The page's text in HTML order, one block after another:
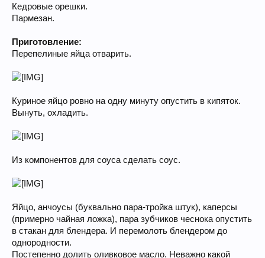
Кедровые орешки.
Пармезан.
Приготовление:
Перепелиные яйца отварить.
Куриное яйцо ровно на одну минуту опустить в кипяток.
Вынуть, охладить.
Из компонентов для соуса сделать соус.
Яйцо, анчоусы (буквально пара-тройка штук), каперсы
(примерно чайная ложка), пара зубчиков чеснока опустить
в стакан для блендера. И перемолоть блендером до
однородности.
Постепенно долить оливковое масло. Неважно какой